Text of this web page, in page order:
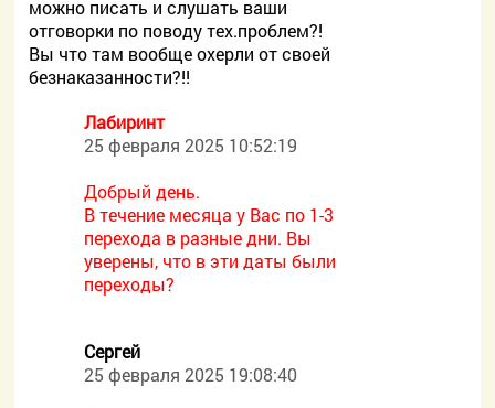
можно писать и слушать ваши
отговорки по поводу тех.проблем?!
Вы что там вообще охерли от своей
безнаказанности?!!
Лабиринт
25 февраля 2025 10:52:19
Добрый день.
В течение месяца у Вас по 1-3
перехода в разные дни. Вы
уверены, что в эти даты были
переходы?
Сергей
25 февраля 2025 19:08:40